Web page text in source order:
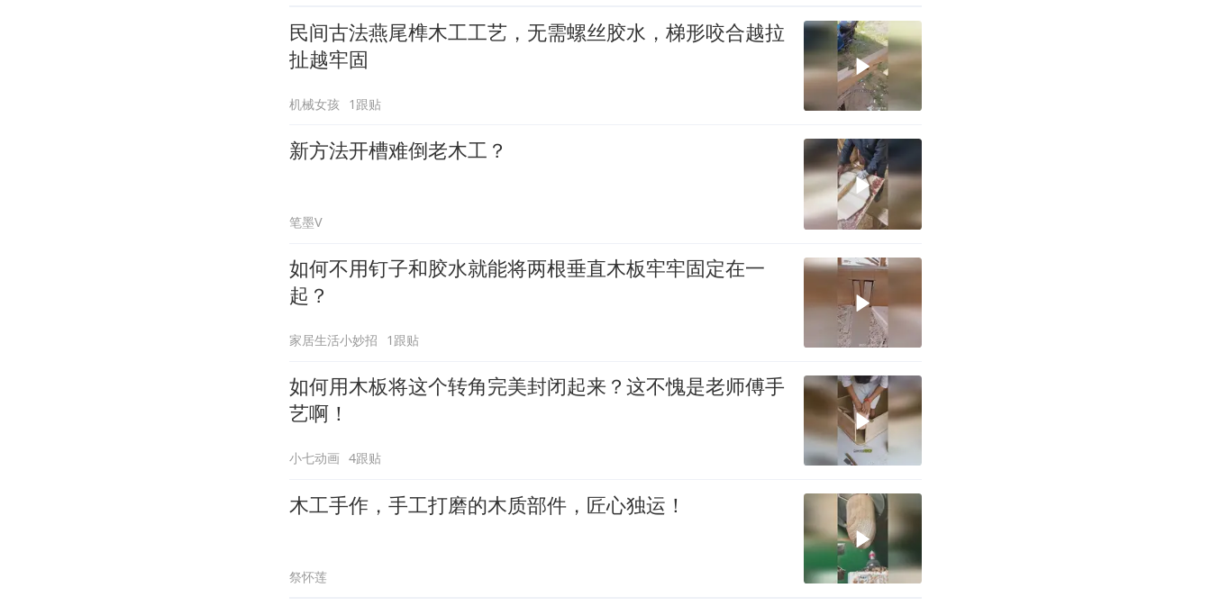
民间古法燕尾榫木工工艺，无需螺丝胶水，梯形咬合越拉
扯越牢固
机械女孩 1跟贴
新方法开槽难倒老木工？
笔墨V
如何不用钉子和胶水就能将两根垂直木板牢牢固定在一
起？
家居生活小妙招 1跟贴
如何用木板将这个转角完美封闭起来？这不愧是老师傅手
艺啊！
小七动画 4跟贴
木工手作，手工打磨的木质部件，匠心独运！
祭怀莲